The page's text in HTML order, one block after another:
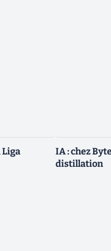
Liga
IA : chez
distillation